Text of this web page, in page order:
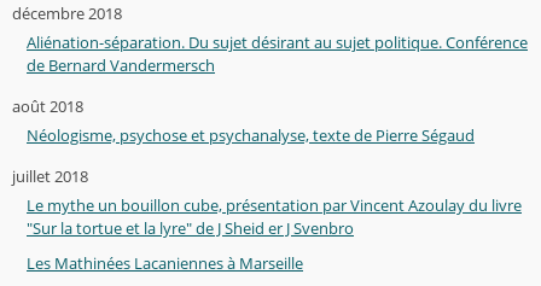
décembre 2018
Aliénation-séparation. Du sujet désirant au sujet politique. Conférence
de Bernard Vandermersch
août 2018
Néologisme, psychose et psychanalyse, texte de Pierre Ségaud
juillet 2018
Le mythe un bouillon cube, présentation par Vincent Azoulay du livre
"Sur la tortue et la lyre" de J Sheid er J Svenbro
Les Mathinées Lacaniennes à Marseille